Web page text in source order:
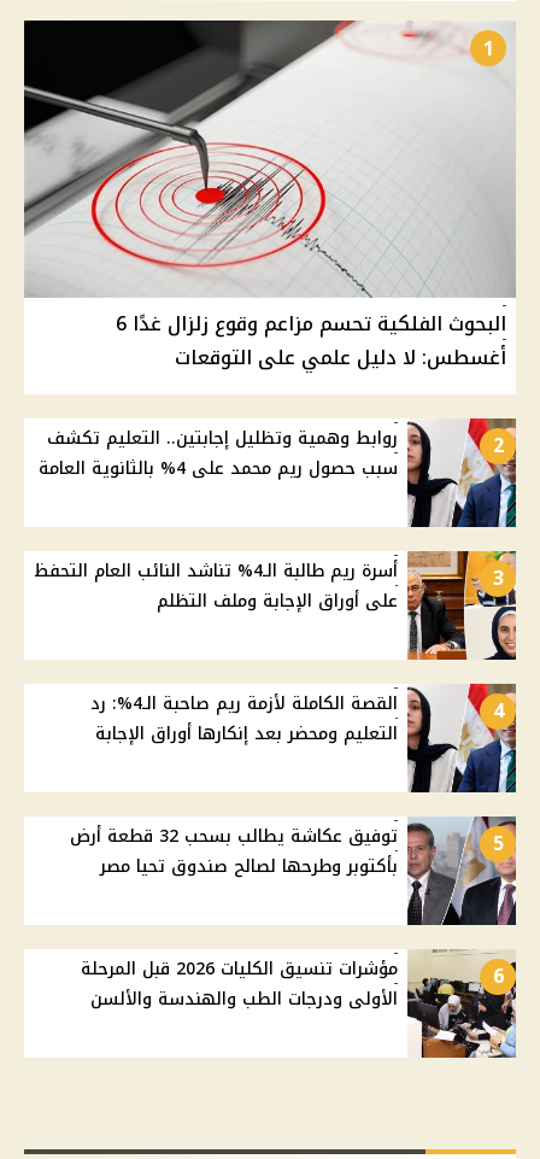
1
البحوث الفلكية تحسم مزاعم وقوع زلزال غدًا 6
أغسطس: لا دليل علمي على التوقعات
2
روابط وهمية وتظليل إجابتين.. التعليم تكشف
سبب حصول ريم محمد على 4% بالثانوية العامة
3
أسرة ريم طالبة الـ4% تناشد النائب العام التحفظ
على أوراق الإجابة وملف التظلم
4
القصة الكاملة لأزمة ريم صاحبة الـ4%: رد
التعليم ومحضر بعد إنكارها أوراق الإجابة
5
توفيق عكاشة يطالب بسحب 32 قطعة أرض
بأكتوبر وطرحها لصالح صندوق تحيا مصر
6
مؤشرات تنسيق الكليات 2026 قبل المرحلة
الأولى ودرجات الطب والهندسة والألسن